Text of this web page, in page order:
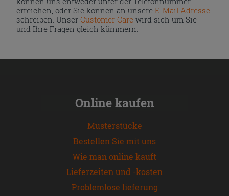
erreichen, oder Sie können an unsereE-Mail Adresse
schreiben. UnserCustomer Care wird sich um Sie
und Ihre Fragen gleich kümmern.
Online kaufen
Musterstücke
Bestellen Sie mit uns
Wie man online kauft
Lieferzeiten und -kosten
Problemlose lieferung